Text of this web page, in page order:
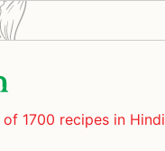
1700 recipes in Hindi